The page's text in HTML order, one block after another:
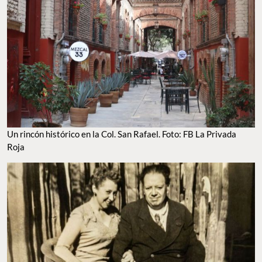
Un rincón histórico en la Col. San Rafael. Foto: FB La Privada
Roja